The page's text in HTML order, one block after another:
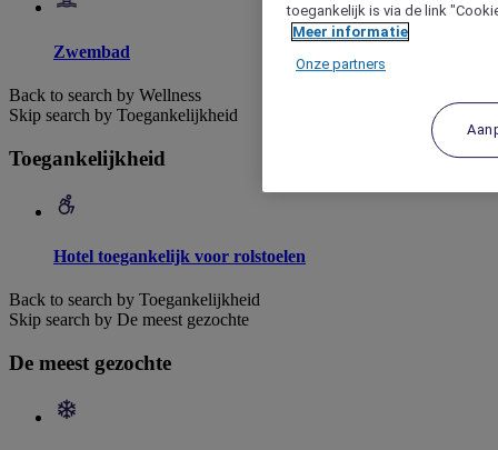
Zwembad
Back to search by Wellness
Skip search by Toegankelijkheid
Toegankelijkheid
Hotel toegankelijk voor rolstoelen
Back to search by Toegankelijkheid
Skip search by De meest gezochte
De meest gezochte
toegankelijk is via de link
Meer informatie
Onze partners